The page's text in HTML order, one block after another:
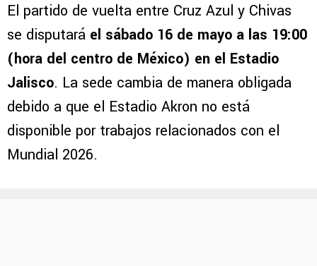
El partido de vuelta entre Cruz Azul y Chivas
se disputará el sábado 16 de mayo a las 19:00
(hora del centro de México) en el Estadio
Jalisco. La sede cambia de manera obligada
debido a que el Estadio Akron no está
disponible por trabajos relacionados con el
Mundial 2026.